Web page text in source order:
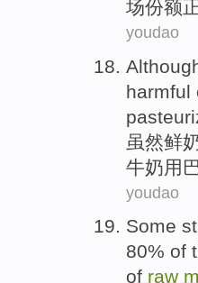
场份额
youdao
harmful
虽然鲜
牛奶用
youdao
Some
80% of
of raw